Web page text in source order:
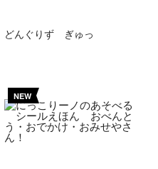
どんぐりず ぎゅっ
NEW